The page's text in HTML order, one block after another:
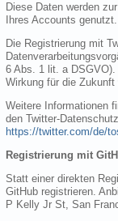
Diese Daten werden
Ihres Accounts genutzt.
Die Registrierung mit
6 Abs. 1 lit. a
Wirkung für die Zukunft
Weitere Informationen
den Twitter-
https://twitter.com/de/
Registrierung mit
Statt einer direkten
GitHub registrieren.
P Kelly Jr St, San